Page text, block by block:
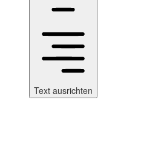
Text ausrichten